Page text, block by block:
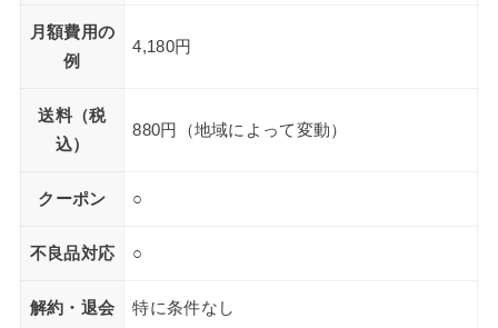
月額費用の
例
4,180円
送料（税
込）
880円（地域によって変動）
クーポン ○
不良品対応 ○
解約・退会 特に条件なし